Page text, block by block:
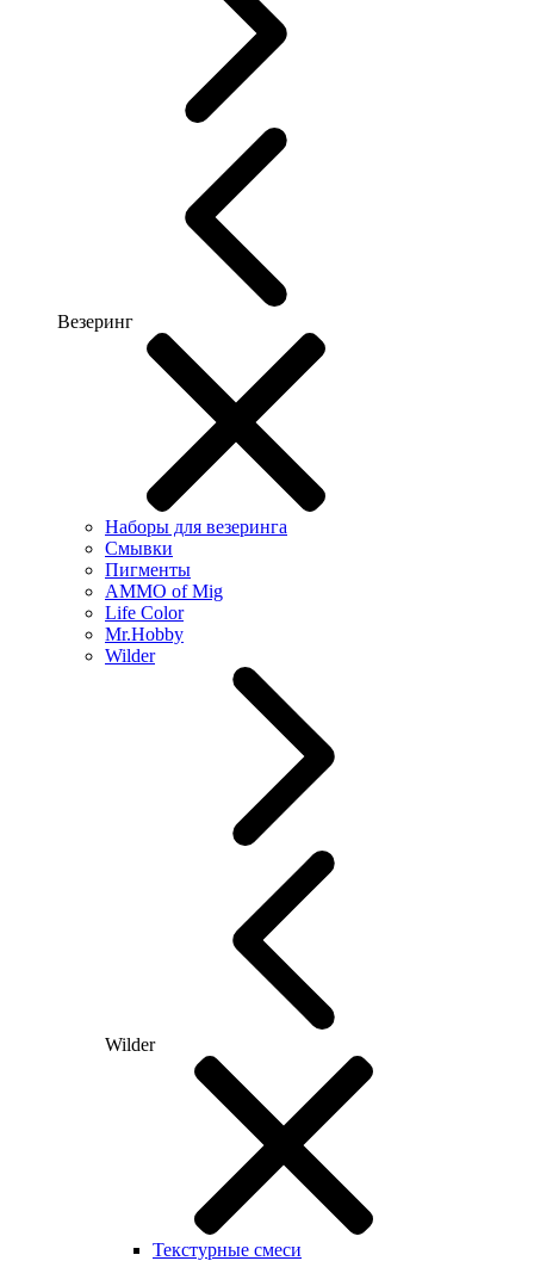
Везеринг
Наборы для везеринга
Смывки
Пигменты
AMMO of Mig
Life Color
Mr.Hobby
Wilder
Wilder
Текстурные смеси